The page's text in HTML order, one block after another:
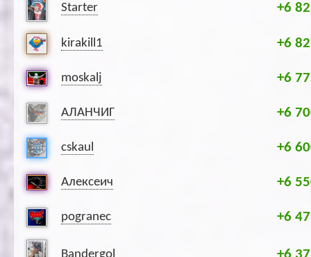
Starter +6
kirakill1 +6
moskalj +6
АЛАНЧИГ +6
cskaul +6
Алексеич +6
pogranec +6